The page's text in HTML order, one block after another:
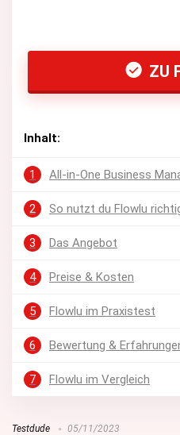
ZU
Inhalt:
1 All-in-One Business
2 So nutzt du Flowlu
3 Das Angebot
4 Preise & Kosten
5 Flowlu im Praxistest
6 Bewertung &
7 Flowlu im Vergleich
Testdude 05/11/2023